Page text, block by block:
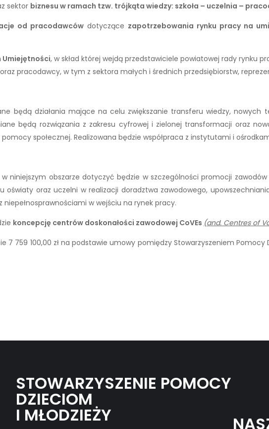
sektor biznesu w ramach tzw. trójkąta wiedzy: szkoła – uczelnia –
od pracodawców dotyczące zapotrzebowania rynku pracy na
Umiejętności, w skład której wejdą przedstawiciele powiatowej rady rynku
pracodawcy, w tym z sektora małych i średnich przedsiębiorstw,
będą działania mające na celu zwiększanie transferu wiedzy, nowych
będą rozwiązania z zakresu cyfrowej i zielonej transformacji oraz
społecznej. Realizowana będzie współpraca z instytutami i
niniejszym obszarze dotyczyć będzie w szczególności promocji
oświaty oraz uczelni w realizacji doradztwa zawodowego,
niepełnosprawnościami w wejściu na rynek pracy.
koncepcję centrów doskonałości zawodowej CoVEs (and. Centres of
7 759 100,00 zł na podstawie umowy pomiędzy Stowarzyszeniem Pomocy
STOWARZYSZENIE POMOCY
DZIECIOM
I MŁODZIEŻY